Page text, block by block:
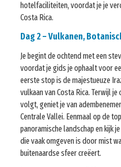
hotelfaciliteiten, voordat je je
Costa Rica.
Dag 2 – Vulkanen,
Je begint de ochtend met een
voordat je gids je ophaalt voor
eerste stop is de majestueuze
vulkaan van Costa Rica. Terwijl
volgt, geniet je van
Centrale Vallei. Eenmaal op de
panoramische landschap en kijk
die vaak omgeven is door mist
buitenaardse sfeer creëert.